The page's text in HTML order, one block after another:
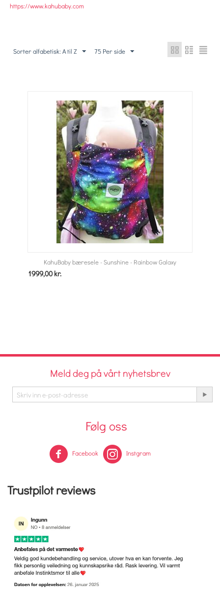
https://www.kahubaby.com
Sorter alfabetisk: A til Z 75 Per side
KahuBaby bæresele - Sunshine - Rainbow Galaxy
1999,00 kr.
Meld deg på vårt nyhetsbrev
Følg oss
Facebook Instgram
Trustpilot reviews